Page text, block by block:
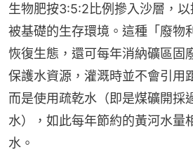
生物肥按3:5:2比例摻入沙層，
被基礎的生存環境。這種「廢物
恢復生態，還可每年消納礦區固
保護水資源，灌溉時並不會引用
而是使用疏乾水（即是煤礦開採
水），如此每年節約的黃河水量
水。